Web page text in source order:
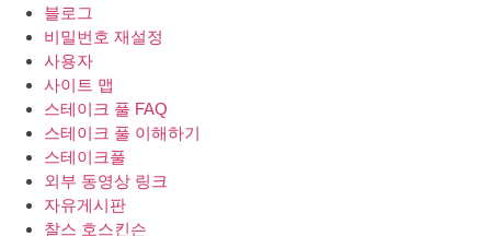
블로그
비밀번호 재설정
사용자
사이트 맵
스테이크 풀 FAQ
스테이크 풀 이해하기
스테이크풀
외부 동영상 링크
자유게시판
찰스 호스킨슨